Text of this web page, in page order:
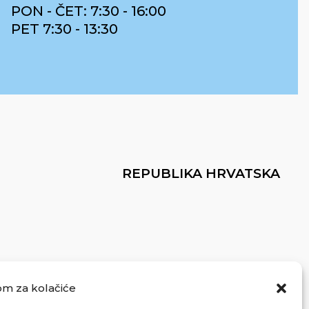
za kolačiće
PON - ČET: 7:30 - 16:00
PET 7:30 - 13:30
REPUBLIKA HRVATSKA